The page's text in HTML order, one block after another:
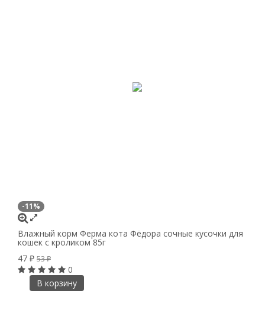
-11%
Влажный корм Ферма кота Фёдора сочные кусочки для
кошек с кроликом 85г
47 ₽ 53₽
0
В корзину